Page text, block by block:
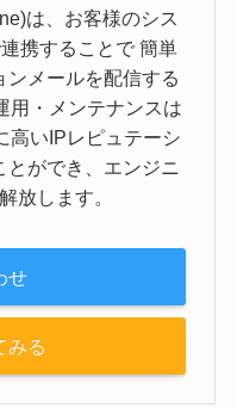
は、お客様のシス
携することで 簡単
ンメールを配信する
用・メンテナンスは
高いIPレピュテーシ
とができ、エンジニ
放します。
せ
みる